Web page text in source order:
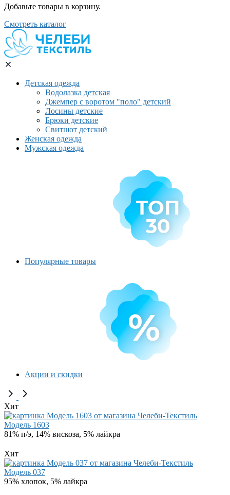
Добавьте товары в корзину.
Смотреть каталог
Детская одежда
Водолазка детская
Джемпер с воротом "поло" детский
Лосины детские
Брюки детские
Свитшот детский
Женская одежда
Мужская одежда
Популярные товары
Акции и скидки
Хит
Модель 1603
81% п/э, 14% вискоза, 5% лайкра
Хит
Модель 037
95% хлопок, 5% лайкра